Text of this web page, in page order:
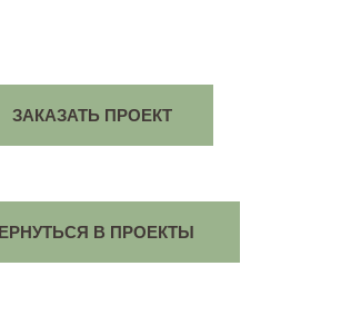
ЗАКАЗАТЬ ПРОЕКТ
В ПРОЕКТЫ